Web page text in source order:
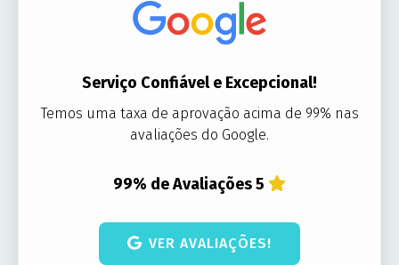
Serviço Confiável e Excepcional!
Temos uma taxa de aprovação acima de 99% nas
avaliações do Google.
99% de Avaliações 5
VER AVALIAÇÕES!